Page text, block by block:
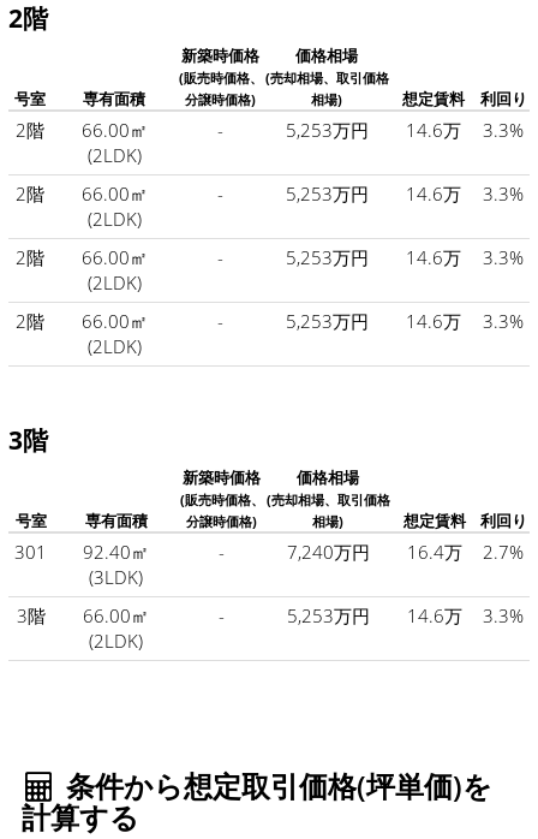
2階
号室 専有面積
新築時価格
(販売時価格、
分譲時価格)
価格相場
(売却相場、取引価格
相場)
想定賃料 利回り
2階
66.00㎡
(2LDK)
- 5,253万円 14.6万 3.3%
2階
66.00㎡
(2LDK)
- 5,253万円 14.6万 3.3%
2階
66.00㎡
(2LDK)
- 5,253万円 14.6万 3.3%
2階
66.00㎡
(2LDK)
- 5,253万円 14.6万 3.3%
3階
号室 専有面積
新築時価格
(販売時価格、
分譲時価格)
価格相場
(売却相場、取引価格
相場)
想定賃料 利回り
301
92.40㎡
(3LDK)
- 7,240万円 16.4万 2.7%
3階
66.00㎡
(2LDK)
- 5,253万円 14.6万 3.3%
条件から想定取引価格(坪単価)を
計算する